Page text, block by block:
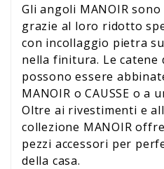
Gli angoli MANOIR
grazie al loro ridotto
con incollaggio pietra
nella finitura. Le catene
possono essere
MANOIR o CAUSSE o a
Oltre ai rivestimenti e
collezione MANOIR
pezzi accessori per
della casa.